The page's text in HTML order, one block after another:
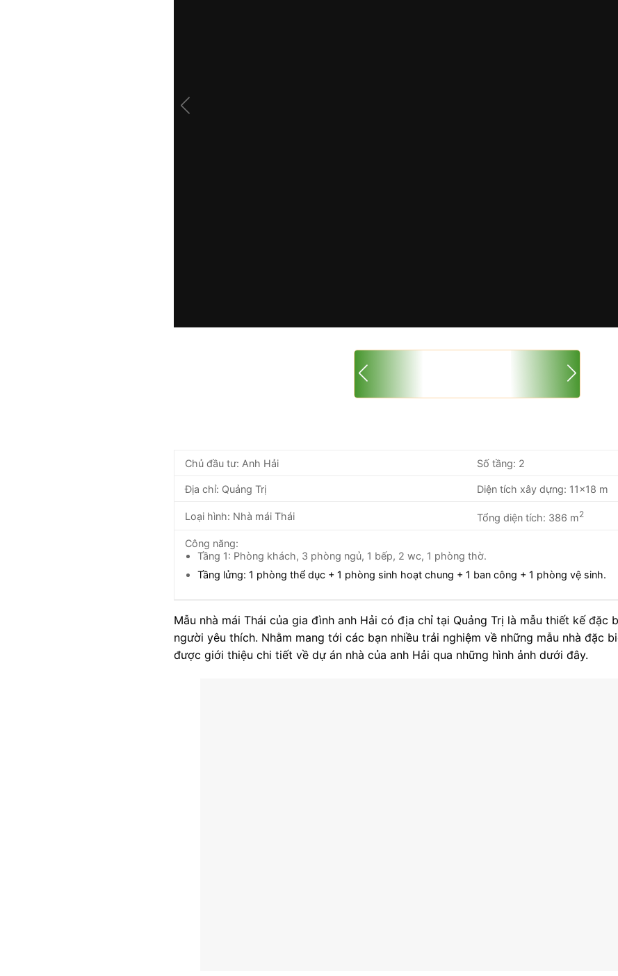
Chủ đầu tư: Anh Hải Số tầng: 2
Địa chỉ: Quảng Trị Diện tích xây dựng: 11×18 m
Loại hình: Nhà mái Thái Tổng diện tích: 386 m2
Công năng:
Tầng 1: Phòng khách, 3 phòng ngủ, 1 bếp, 2 wc, 1 phòng thờ.
Tầng lửng: 1 phòng thể dục + 1 phòng sinh hoạt chung + 1 ban công + 1 phòng vệ sinh.
Mẫu nhà mái Thái của gia đình anh Hải có địa chỉ tại Quảng Trị là mẫu thiết kế đặc
người yêu thích. Nhằm mang tới các bạn nhiều trải nghiệm về những mẫu nhà đặc
được giới thiệu chi tiết về dự án nhà của anh Hải qua những hình ảnh dưới đây.